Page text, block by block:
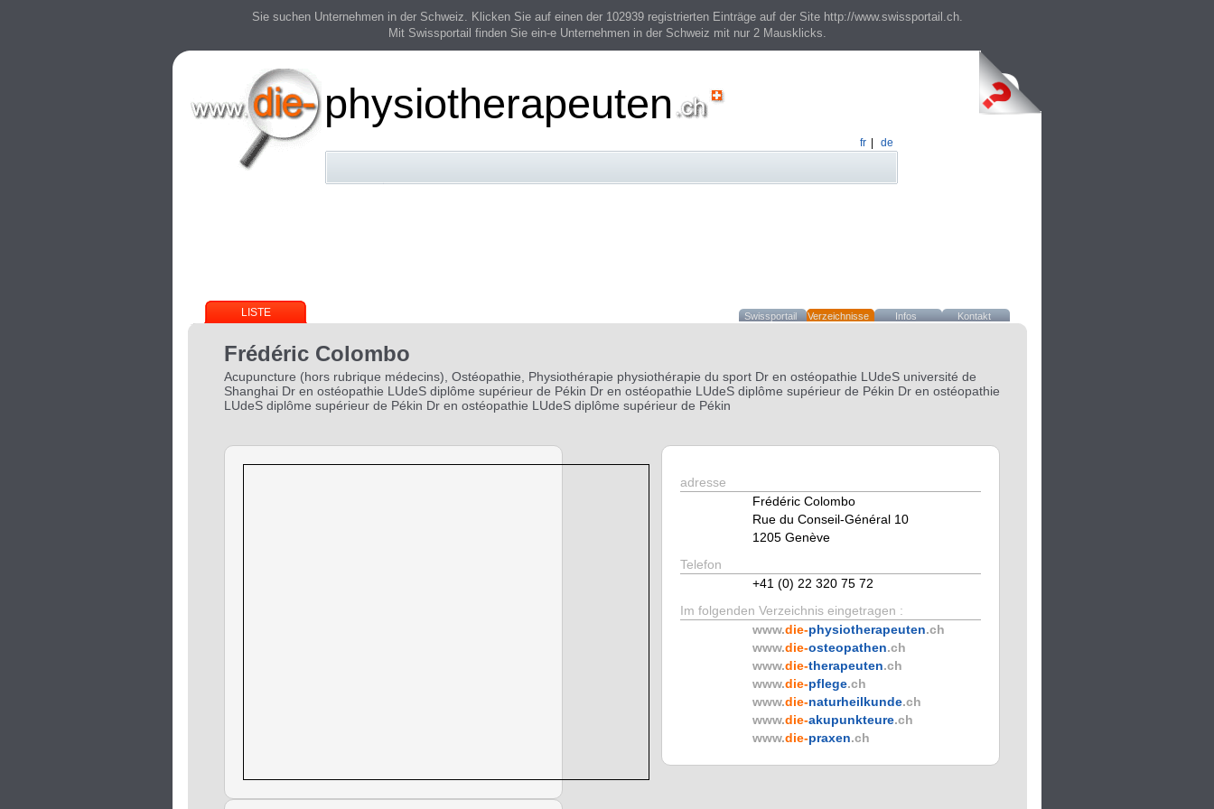
Sie suchen Unternehmen in der Schweiz. Klicken Sie auf einen der 102939 registrierten Einträge auf der Site http://www.swissportail.ch.
Mit Swissportail finden Sie ein-e Unternehmen in der Schweiz mit nur 2 Mausklicks.
physiotherapeuten
fr de
LISTE Swissportail Verzeichnisse Infos Kontakt
Frédéric Colombo
Acupuncture (hors rubrique médecins), Ostéopathie, Physiothérapie physiothérapie du sport Dr en ostéopathie LUdeS université de
Shanghai Dr en ostéopathie LUdeS diplôme supérieur de Pékin Dr en ostéopathie LUdeS diplôme supérieur de Pékin Dr en ostéopathie
LUdeS diplôme supérieur de Pékin Dr en ostéopathie LUdeS diplôme supérieur de Pékin
adresse
Frédéric Colombo
Rue du Conseil-Général 10
1205 Genève
Telefon
+41 (0) 22 320 75 72
Im folgenden Verzeichnis eingetragen :
www.die-physiotherapeuten.ch
www.die-osteopathen.ch
www.die-therapeuten.ch
www.die-pflege.ch
www.die-naturheilkunde.ch
www.die-akupunkteure.ch
www.die-praxen.ch